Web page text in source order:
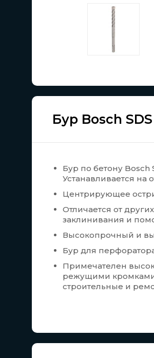
Бур Bosch
Бур по бетону Bosch
Устанавливается на
Центрирующее
Отличается от
заклинивания и
Высокопрочный и
Бур для
Примечателен
режущими кромками
строительные и